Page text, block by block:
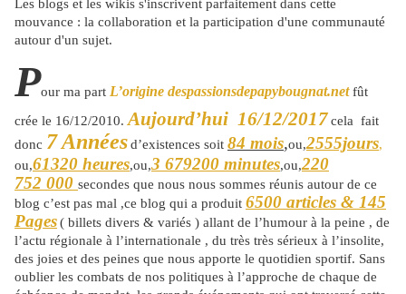
Les blogs et les wikis s'inscrivent parfaitement dans cette
mouvance : la collaboration et la participation d'une communauté
autour d'un sujet.
Pour ma part L’origine despassionsdepapybougnat.netfût
crée le 16/12/2010.Aujourd’hui 16/12/2017cela fait
donc 7 Annéesd’existences soit 84 mois,ou,2555jours,
ou,61320 heures,ou,3 679200 minutes,ou,220
752 000 secondes que nous nous sommes réunis autour de ce
blog c’est pas mal ,ce blog qui a produit 6500 articles & 145
Pages( billets divers & variés ) allant de l’humour à la peine , de
l’actu régionale à l’internationale , du très très sérieux à l’insolite,
des joies et des peines que nous apporte le quotidien sportif. Sans
oublier les combats de nos politiques à l’approche de chaque de